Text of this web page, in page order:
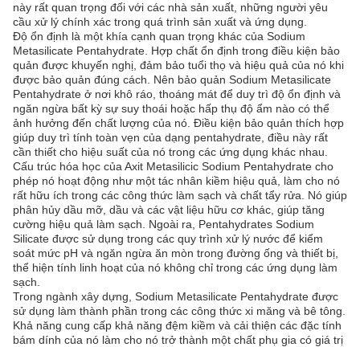
này rất quan trọng đối với các nhà sản xuất, những người yêu
cầu xử lý chính xác trong quá trình sản xuất và ứng dụng.
Độ ổn định là một khía cạnh quan trọng khác của Sodium
Metasilicate Pentahydrate. Hợp chất ổn định trong điều kiện bảo
quản được khuyến nghị, đảm bảo tuổi thọ và hiệu quả của nó khi
được bảo quản đúng cách. Nên bảo quản Sodium Metasilicate
Pentahydrate ở nơi khô ráo, thoáng mát để duy trì độ ổn định và
ngăn ngừa bất kỳ sự suy thoái hoặc hấp thụ độ ẩm nào có thể
ảnh hưởng đến chất lượng của nó. Điều kiện bảo quản thích hợp
giúp duy trì tính toàn vẹn của dạng pentahydrate, điều này rất
cần thiết cho hiệu suất của nó trong các ứng dụng khác nhau.
Cấu trúc hóa học của Axit Metasilicic Sodium Pentahydrate cho
phép nó hoạt động như một tác nhân kiềm hiệu quả, làm cho nó
rất hữu ích trong các công thức làm sạch và chất tẩy rửa. Nó giúp
phân hủy dầu mỡ, dầu và các vật liệu hữu cơ khác, giúp tăng
cường hiệu quả làm sạch. Ngoài ra, Pentahydrates Sodium
Silicate được sử dụng trong các quy trình xử lý nước để kiểm
soát mức pH và ngăn ngừa ăn mòn trong đường ống và thiết bị,
thể hiện tính linh hoạt của nó không chỉ trong các ứng dụng làm
sạch.
Trong ngành xây dựng, Sodium Metasilicate Pentahydrate được
sử dụng làm thành phần trong các công thức xi măng và bê tông.
Khả năng cung cấp khả năng đệm kiềm và cải thiện các đặc tính
bám dính của nó làm cho nó trở thành một chất phụ gia có giá trị